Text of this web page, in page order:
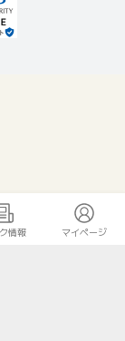
情報 マイページ